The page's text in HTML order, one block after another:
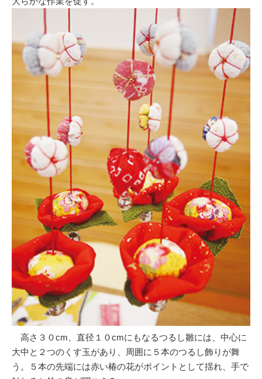
高さ３０cm、直径１０cmにもなるつるし雛には、中心に
大中と２つのくす玉があり、周囲に５本のつるし飾りが舞
う。５本の先端には赤い椿の花がポイントとして揺れ、手で